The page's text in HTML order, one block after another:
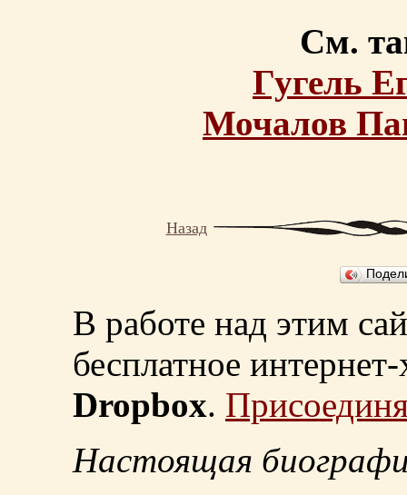
См.
Гугель
Мочалов
Назад
В работе над этим
бесплатное
Dropbox.
Настоящая